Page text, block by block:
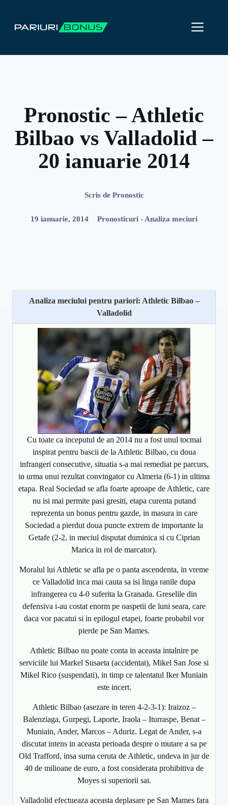
conținut
Pronostic – Athletic
Bilbao vs Valladolid –
20 ianuarie 2014
Scris de Pronostic
19 ianuarie, 2014 Pronosticuri - Analiza meciuri
Analiza meciului pentru pariori: Athletic Bilbao –
Valladolid
Cu toate ca inceputul de an 2014 nu a fost unul tocmai
inspirat pentru bascii de la Athletic Bilbao, cu doua
infrangeri consecutive, situatia s-a mai remediat pe parcurs,
in urma unui rezultat convingator cu Almeria (6-1) in ultima
etapa. Real Sociedad se afla foarte aproape de Athletic, care
nu isi mai permite pasi gresiti, etapa curenta putand
reprezenta un bonus pentru gazde, in masura in care
Sociedad a pierdut doua puncte extrem de importante la
Getafe (2-2, in meciul disputat duminica si cu Ciprian
Marica in rol de marcator).
Moralul lui Athletic se afla pe o panta ascendenta, in vreme
ce Valladolid inca mai cauta sa isi linga ranile dupa
infrangerea cu 4-0 suferita la Granada. Greselile din
defensiva i-au costat enorm pe oaspetii de luni seara, care
daca vor pacatui si in epilogul etapei, foarte probabil vor
pierde pe San Mames.
Athletic Bilbao nu poate conta in aceasta intalnire pe
serviciile lui Markel Susaeta (accidentat), Mikel San Jose si
Mikel Rico (suspendati), in timp ce talentatul Iker Muniain
este incert.
Athletic Bilbao (asezare in teren 4-2-3-1): Iraizoz –
Balenziaga, Gurpegi, Laporte, Iraola – Iturraspe, Benat –
Muniain, Ander, Marcos – Aduriz. Legat de Ander, s-a
discutat intens in aceasta perioada despre o mutare a sa pe
Old Trafford, insa suma ceruta de Athletic, undeva in jur de
40 de milioane de euro, a fost considerata prohibitiva de
Moyes si superiorii sai.
Valladolid efectueaza aceasta deplasare pe San Mames fara